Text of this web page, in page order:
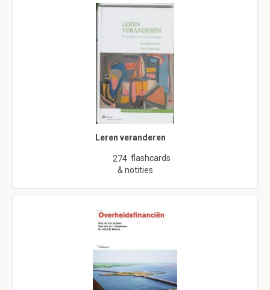
Leren veranderen
274 flashcards
& notities